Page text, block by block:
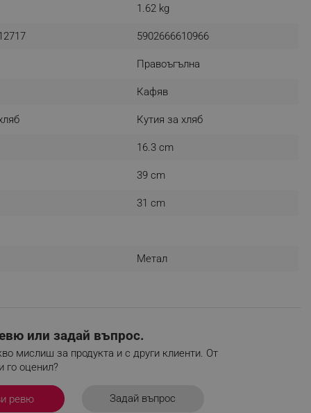
1.62 kg
5902666610966
Правоъгълна
Кафяв
Кутия за хляб
16.3 cm
39 cm
31 cm
Метал
или задай въпрос.
мислиш за продукта и с други клиенти. От
го оценил?
ревю Задай въпрос
visitors. The lifetime
visitor sessions
disabled tracking,
related cookies and local
specific data for
which is cancelled
to Segmentify servers
visitor installed
data including
status and